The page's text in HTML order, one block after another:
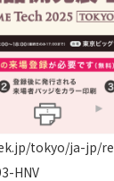
tokyo/ja-jp/
HNV